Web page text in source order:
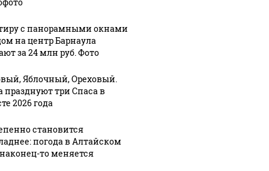
06 августа, 7:51
алтайских
компаний,
НДС", сами
доплатили
с панорамными окнами
на центр Барнаула
за 24 млн руб. Фото
Яблочный, Ореховый.
празднуют три Спаса в
2026 года
становится
погода в Алтайском
то меняется